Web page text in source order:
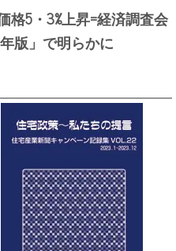
5・3%上昇=経済調査会
版」で明らかに